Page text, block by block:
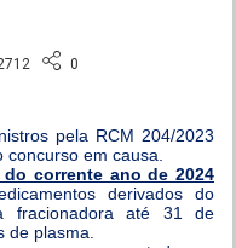
0
pela RCM 204/2023
concurso em causa.
corrente ano de 2024
derivados do
até 31 de
de plasma.